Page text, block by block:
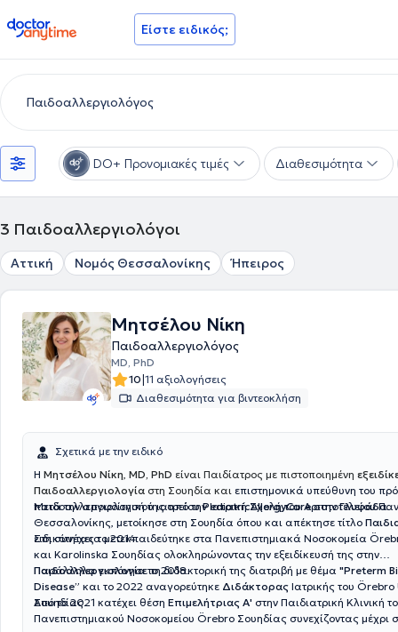
doctoranytime Είστε ειδικός;
DO+ Προνομιακές τιμές Διαθεσιμότητα
3 Παιδοαλλεργιολόγοι
Αττική Νομός Θεσσαλονίκης Ήπειρος
Μητσέλου Νίκη
Παιδοαλλεργιολόγος
MD, PhD
10|11 αξιολογήσεις
Διαθεσιμότητα για βιντεοκλήση
Σχετικά με την ειδικό
Η Μητσέλου Νίκη, MD, PhD είναι Παιδίατρος με πιστοποιημένη
Παιδοαλλεργιολογία στη Σουηδία και επιστημονικά υπεύθυνη του
παιδοαλλεργιολογικού ιατρείουPediatricAllergyCareστηνΓλυφάδα.
Μετά την αποφοίτησή της από την Ιατρική Σχολή του Αριστοτελείου
Θεσσαλονίκης, μετοίκησε στη Σουηδία όπου και απέκτησε τίτλο
ειδικότητας το 2014.
Στη συνέχεια μετεκπαιδεύτηκε στα Πανεπιστημιακά Νοσοκομεία
και Karolinska Σουηδίας ολοκληρώνοντας την εξειδίκευσή της στην
Παιδοαλλεργιολογίατο 2018.
Παράλληλα εκπόνησε τη διδακτορική της διατριβή με θέμα "Preterm
Disease” και το 2022 αναγορεύτηκε Διδάκτορας Ιατρικής του
Σουηδίας.
Από το 2021 κατέχει θέση Επιμελήτριας Α' στην Παιδιατρική Κλινική
Πανεπιστημιακού Νοσοκομείου Örebro Σουηδίας συνεχίζοντας μέχρι